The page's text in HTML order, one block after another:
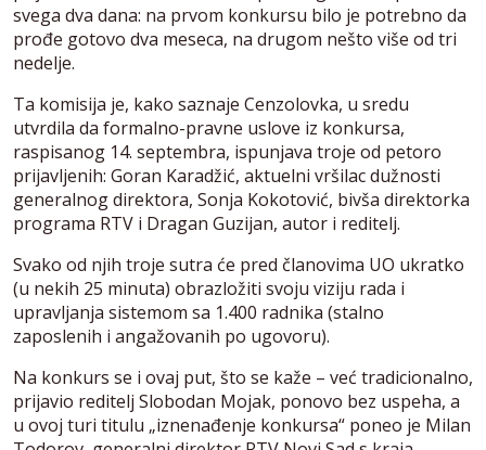
svega dva dana: na prvom konkursu bilo je potrebno da
prođe gotovo dva meseca, na drugom nešto više od tri
nedelje.
Ta komisija je, kako saznaje Cenzolovka, u sredu
utvrdila da formalno-pravne uslove iz konkursa,
raspisanog 14. septembra, ispunjava troje od petoro
prijavljenih: Goran Karadžić, aktuelni vršilac dužnosti
generalnog direktora, Sonja Kokotović, bivša direktorka
programa RTV i Dragan Guzijan, autor i reditelj.
Svako od njih troje sutra će pred članovima UO ukratko
(u nekih 25 minuta) obrazložiti svoju viziju rada i
upravljanja sistemom sa 1.400 radnika (stalno
zaposlenih i angažovanih po ugovoru).
Na konkurs se i ovaj put, što se kaže – već tradicionalno,
prijavio reditelj Slobodan Mojak, ponovo bez uspeha, a
u ovoj turi titulu „iznenađenje konkursa“ poneo je Milan